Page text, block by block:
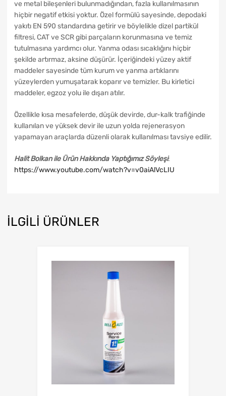
ve metal bileşenleri bulunmadığından, fazla kullanılmasının
hiçbir negatif etkisi yoktur. Özel formülü sayesinde, depodaki
yakıtı EN 590 standardına getirir ve böylelikle dizel partikül
filtresi, CAT ve SCR gibi parçaların korunmasına ve temiz
tutulmasına yardımcı olur. Yanma odası sıcaklığını hiçbir
şekilde artırmaz, aksine düşürür. İçeriğindeki yüzey aktif
maddeler sayesinde tüm kurum ve yanma artıklarını
yüzeylerden yumuşatarak koparır ve temizler. Bu kirletici
maddeler, egzoz yolu ile dışarı atılır.
Özellikle kısa mesafelerde, düşük devirde, dur-kalk trafiğinde
kullanılan ve yüksek devir ile uzun yolda rejenerasyon
yapamayan araçlarda düzenli olarak kullanılması tavsiye edilir.
Halit Bolkan ile Ürün Hakkında Yaptığımız Söyleşi:
https://www.youtube.com/watch?v=v0aiAlVcLIU
İLGILI ÜRÜNLER